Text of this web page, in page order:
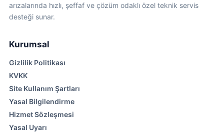
arızalarında hızlı, şeffaf ve çözüm odaklı özel teknik servis
desteği sunar.
Kurumsal
Gizlilik Politikası
KVKK
Site Kullanım Şartları
Yasal Bilgilendirme
Hizmet Sözleşmesi
Yasal Uyarı